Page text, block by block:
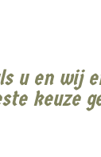
u en wij
keuze